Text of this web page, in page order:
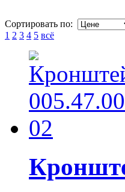
Сортировать по:
1 2 3 4 5 всё